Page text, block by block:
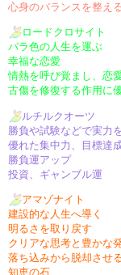
心身のバランスを整え
ロードクロサイト
バラ色の人生を運ぶ
幸福な恋愛
情熱を呼び覚まし、恋
古傷を修復する作用に
ルチルクオーツ
勝負や試験などで実力
優れた集中力、目標達
勝負運アップ
投資、ギャンブル運
アマゾナイト
建設的な人生へ導く
明るさを取り戻す
クリアな思考と豊かな
落ち込みから脱却させ
知恵の石